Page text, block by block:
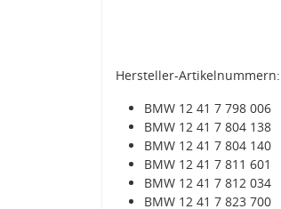
Hersteller-Artikelnummern:
BMW 12 41 7 798 006
BMW 12 41 7 804 138
BMW 12 41 7 804 140
BMW 12 41 7 811 601
BMW 12 41 7 812 034
BMW 12 41 7 823 700